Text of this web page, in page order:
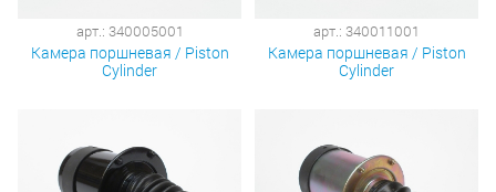
арт.: 340005001
Камера поршневая / Piston
Cylinder
арт.: 340011001
Камера поршневая / Piston
Cylinder